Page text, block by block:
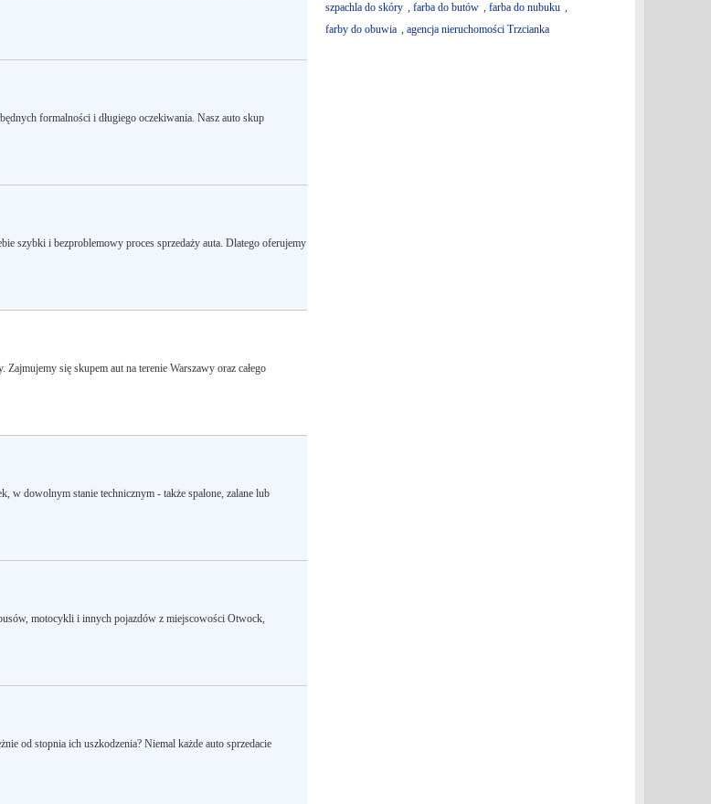
formalności i długiego oczekiwania. Nasz auto skup
szybki i bezproblemowy proces sprzedaży auta. Dlatego oferujemy
się skupem aut na terenie Warszawy oraz całego
w dowolnym stanie technicznym - także spalone, zalane lub
motocykli i innych pojazdów z miejscowości Otwock,
od stopnia ich uszkodzenia? Niemal każde auto sprzedacie
szpachla do skóry , farba do butów , farba do nubuku ,
farby do obuwia , agencja nieruchomości Trzcianka